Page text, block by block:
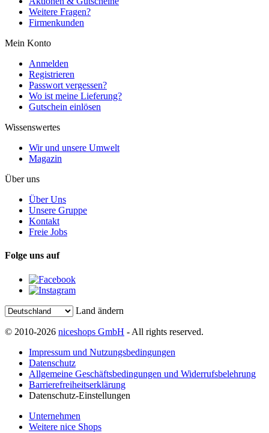
Weitere Fragen?
Firmenkunden
Mein Konto
Anmelden
Registrieren
Passwort vergessen?
Wo ist meine Lieferung?
Gutschein einlösen
Wissenswertes
Wir und unsere Umwelt
Magazin
Über uns
Über Uns
Unsere Gruppe
Kontakt
Freie Jobs
Folge uns auf
Land ändern
© 2010-2026 niceshops GmbH - All rights reserved.
Impressum und Nutzungsbedingungen
Datenschutz
Allgemeine Geschäftsbedingungen und Widerrufsbelehrung
Barrierefreiheitserklärung
Datenschutz-Einstellungen
Unternehmen
Weitere nice Shops